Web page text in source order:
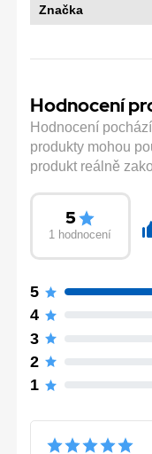
Značka
Hodnocení
Hodnocení
produkty mohou
produkt reálně
5
1 hodnocení
5
4
3
2
1